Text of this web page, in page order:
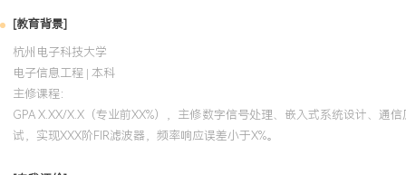
[教育背景]
杭州电子科技大学
电子信息工程 | 本科
主修课程：
GPA X.XX/X.X（专业前XX%），主修数字信号处理、嵌入式系统设计、
试，实现XXX阶FIR滤波器，频率响应误差小于X%。